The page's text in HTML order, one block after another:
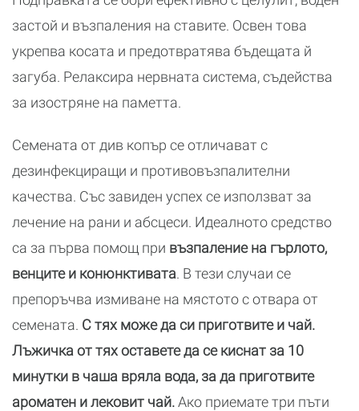
застой и възпаления на ставите. Освен това
укрепва косата и предотвратява бъдещата й
загуба. Релаксира нервната система, съдейства
за изостряне на паметта.
Семената от див копър се отличават с
дезинфекциращи и противовъзпалителни
качества. Със завиден успех се използват за
лечение на рани и абсцеси. Идеалното средство
са за първа помощ при възпаление на гърлото,
венците и конюнктивата. В тези случаи се
препоръчва измиване на мястото с отвара от
семената. С тях може да си приготвите и чай.
Лъжичка от тях оставете да се киснат за 10
минутки в чаша вряла вода, за да приготвите
ароматен и лековит чай.Ако приемате три пъти